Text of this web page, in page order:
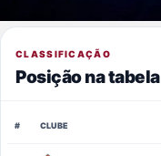
CLASSIFICAÇÃO
Posição na tabela
# CLUBE